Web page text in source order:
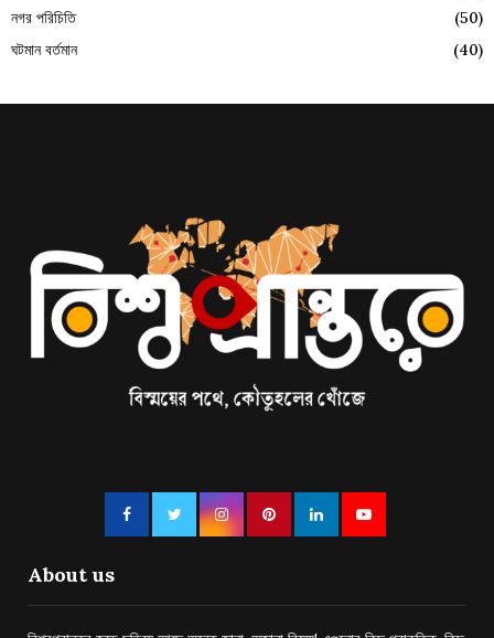
নগর পরিচিতি
(50)
ঘটমান বর্তমান
(40)
About us